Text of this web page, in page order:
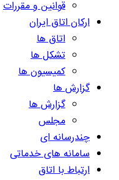
قوانین و مقررات
ارکان اتاق ایران
اتاق ها
تشکل ها
کمیسیون ها
گزارش ها
گزارش ها
مجلس
چندرسانه ای
سامانه های خدماتی
ارتباط با اتاق